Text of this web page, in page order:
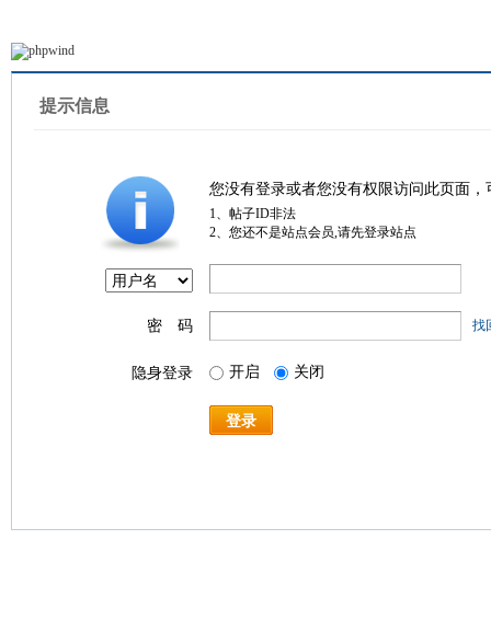
提示信息
您没有登录或者您没有权限访问此页面
1、帖子ID非法
2、您还不是站点会员,请先登录站点
密 码 找
隐身登录 开启 关闭
登录